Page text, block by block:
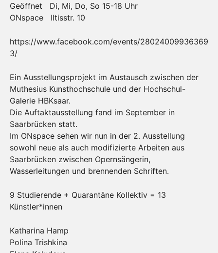
Geöffnet Di, Mi, Do, So 15-18 Uhr
ONspace Iltisstr. 10
https://www.facebook.com/events/28024009936369
3/
Ein Ausstellungsprojekt im Austausch zwischen der
Muthesius Kunsthochschule und der Hochschul-
Galerie HBKsaar.
Die Auftaktausstellung fand im September in
Saarbrücken statt.
Im ONspace sehen wir nun in der 2. Ausstellung
sowohl neue als auch modifizierte Arbeiten aus
Saarbrücken zwischen Opernsängerin,
Wasserleitungen und brennenden Schriften.
9 Studierende + Quarantäne Kollektiv = 13
Künstler*innen
Katharina Hamp
Polina Trishkina